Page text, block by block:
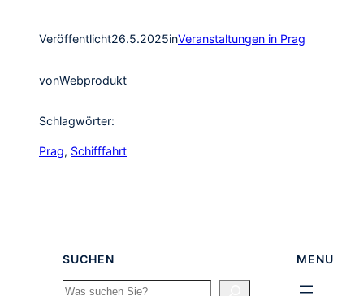
Veröffentlicht26.5.2025inVeranstaltungen in Prag
vonWebprodukt
Schlagwörter:
Prag, Schifffahrt
SUCHEN
Search
MENU